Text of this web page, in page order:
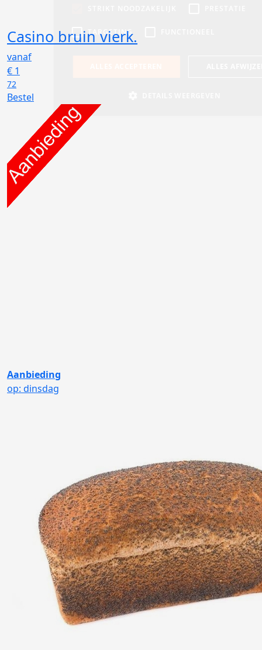
Casino bruin vierk.
vanaf
€ 1
72
Bestel
Aanbieding
op: dinsdag